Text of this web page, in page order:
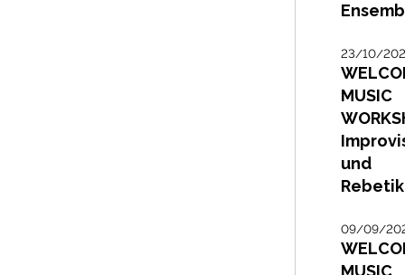
23/10/
MUSIC
und
09/09/
MUSIC